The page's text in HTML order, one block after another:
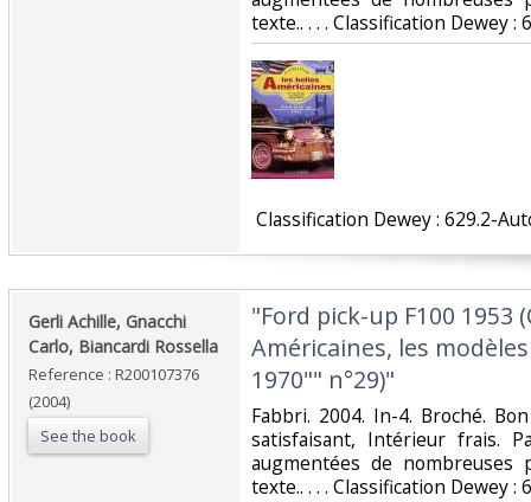
texte.. . . . Classification Dewey :
Classification Dewey : 629.2-
‎Gerli Achille, Gnacchi
Carlo, Biancardi Rossella‎
Reference : R200107376
(2004)
See the book
‎"Ford pick-up F100 1953
Américaines, les
1970"" n°29)"‎
‎Fabbri. 2004. In-4. Broché.
satisfaisant, Intérieur frais.
augmentées de nombreuses
texte.. . . . Classification Dewey :